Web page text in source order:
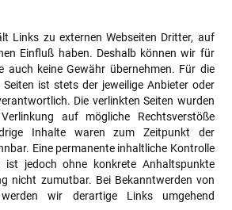
Links zu externen Webseiten Dritter, auf
Einfluß haben. Deshalb können wir für
auch keine Gewähr übernehmen. Für die
ist stets der jeweilige Anbieter oder
Die verlinkten Seiten wurden
auf mögliche Rechtsverstöße
Inhalte waren zum Zeitpunkt der
Eine permanente inhaltliche Kontrolle
ist jedoch ohne konkrete Anhaltspunkte
nicht zumutbar. Bei Bekanntwerden von
werden wir derartige Links umgehend